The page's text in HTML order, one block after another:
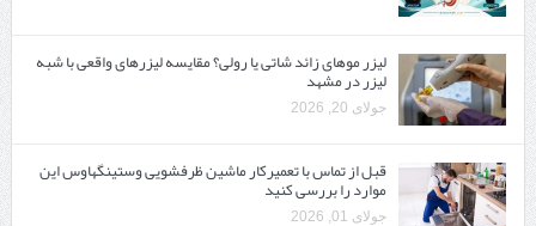
لیزر موهای زائد شاتی یا رولی؟ مقایسه لیزرهای واقعی با شبه‌
لیزر در مشهد
جولای 20, 2026
قبل از تماس با تعمیرکار ماشین ظرفشویی وستینگهاوس این
موارد را بررسی کنید
جولای 01, 2026